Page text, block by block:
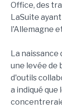
Office, des
LaSuite
l'Allemagne
La naissance
une levée de
d'outils
a indiqué que